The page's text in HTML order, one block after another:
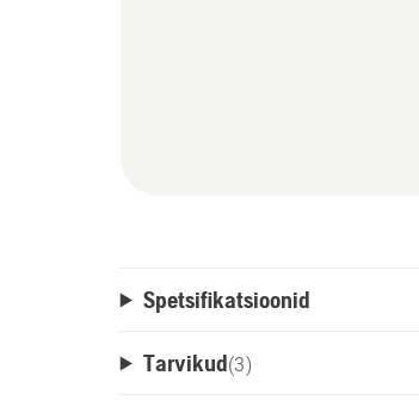
Spetsifikatsioonid
Tarvikud(3)